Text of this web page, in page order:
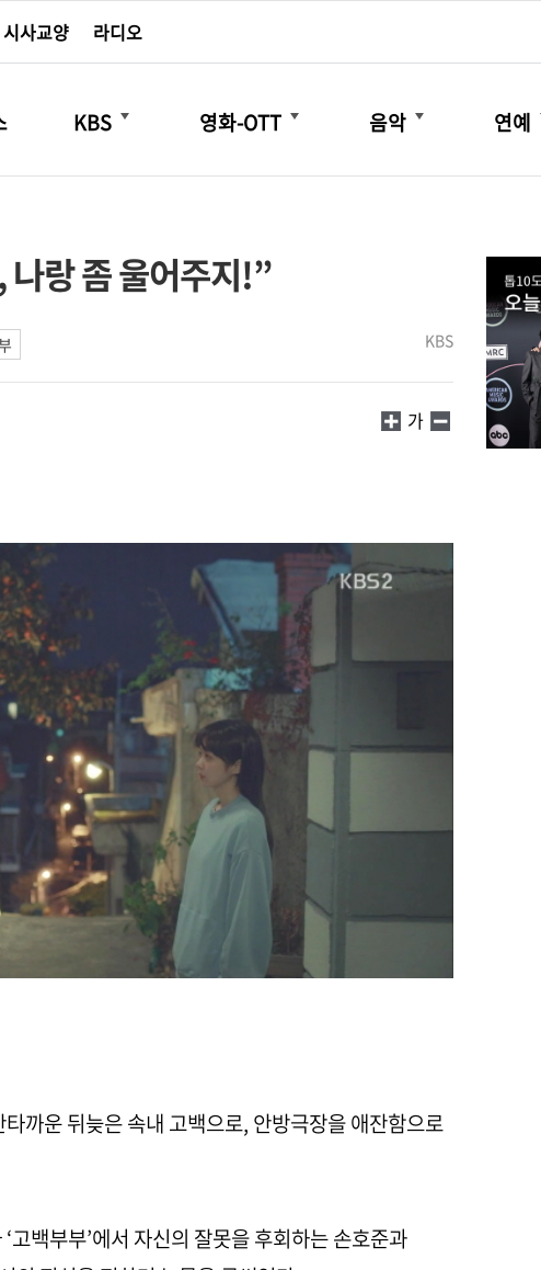
시사교양 라디오
KBS
더보기
영화-OTT
더보기
음악
더보기
연예
더보기
나랑 좀 울어주지!”
KBS
가
까운 뒤늦은 속내 고백으로, 안방극장을 애잔함으로
백부부’에서 자신의 잘못을 후회하는 손호준과